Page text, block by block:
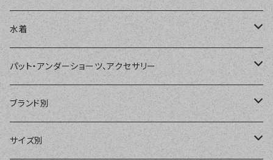
水着
単品
ショートパンツ、ボードショーツ
パーカー、ラッシュパーカー
ワンピース・モノキニ
ナチュラルタンキニ
ナチュラルタンキニ
パット・アンダーショーツ、アクセサリー
パット
アンダーショーツ
ブランド別
BEACH QUEEN
サイズ別